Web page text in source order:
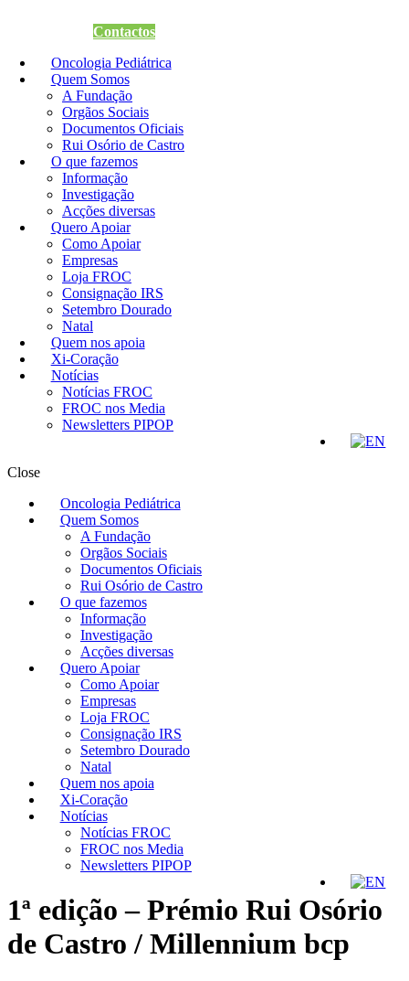
Contactos
Oncologia Pediátrica
Quem Somos
A Fundação
Orgãos Sociais
Documentos Oficiais
Rui Osório de Castro
O que fazemos
Informação
Investigação
Acções diversas
Quero Apoiar
Como Apoiar
Empresas
Loja FROC
Consignação IRS
Setembro Dourado
Natal
Quem nos apoia
Xi-Coração
Notícias
Notícias FROC
FROC nos Media
Newsletters PIPOP
Close
Oncologia Pediátrica
Quem Somos
A Fundação
Orgãos Sociais
Documentos Oficiais
Rui Osório de Castro
O que fazemos
Informação
Investigação
Acções diversas
Quero Apoiar
Como Apoiar
Empresas
Loja FROC
Consignação IRS
Setembro Dourado
Natal
Quem nos apoia
Xi-Coração
Notícias
Notícias FROC
FROC nos Media
Newsletters PIPOP
1ª edição – Prémio Rui Osório
de Castro / Millennium bcp